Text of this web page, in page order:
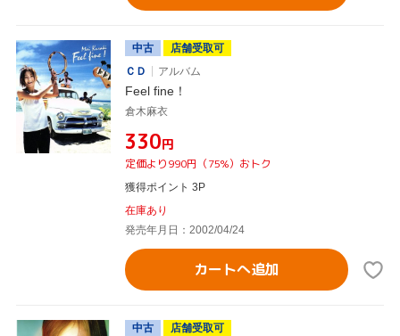
中古
店舗受取可
ＣＤ
アルバム
Feel fine！
倉木麻衣
¥330円
定価より990円（75%）おトク
獲得ポイント 3P
在庫あり
発売年月日：2002/04/24
カートへ追加
中古
店舗受取可